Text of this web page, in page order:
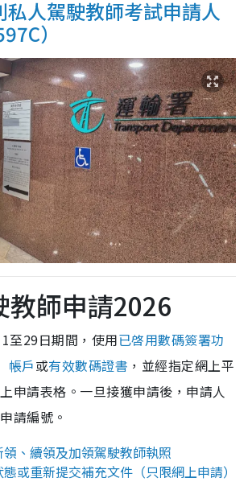
私人駕駛教師考試申請人
）
教師申請2026
至29日期間，使用已啓用數碼簽署功
帳戶或有效數碼證書 ，並經指定網上平
申請表格。一旦接獲申請後，申請人
請編號。
、續領及加領駕駛教師執照
或重新提交補充文件（只限網上申請）